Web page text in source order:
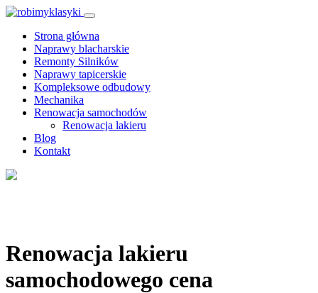
Strona główna
Naprawy blacharskie
Remonty Silników
Naprawy tapicerskie
Kompleksowe odbudowy
Mechanika
Renowacja samochodów
Renowacja lakieru
Blog
Kontakt
Renowacja lakieru
samochodowego cena